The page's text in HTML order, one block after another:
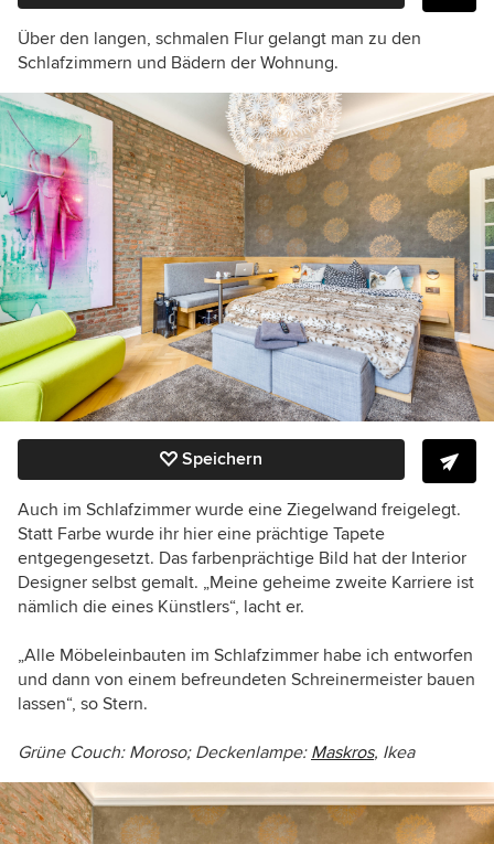
Über den langen, schmalen Flur gelangt man zu den
Schlafzimmern und Bädern der Wohnung.
Speichern
Auch im Schlafzimmer wurde eine Ziegelwand freigelegt.
Statt Farbe wurde ihr hier eine prächtige Tapete
entgegengesetzt. Das farbenprächtige Bild hat der Interior
Designer selbst gemalt. „Meine geheime zweite Karriere ist
nämlich die eines Künstlers“, lacht er.
„Alle Möbeleinbauten im Schlafzimmer habe ich entworfen
und dann von einem befreundeten Schreinermeister bauen
lassen“, so Stern.
Grüne Couch: Moroso; Deckenlampe: Maskros, Ikea